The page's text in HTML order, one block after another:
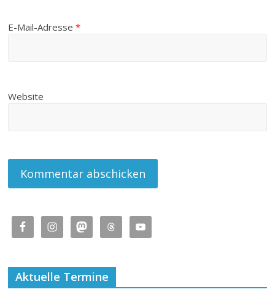
E-Mail-Adresse*
Website
Aktuelle Termine